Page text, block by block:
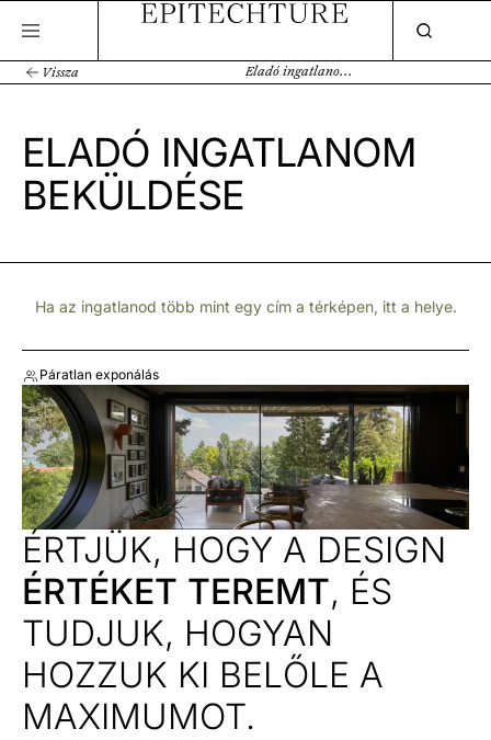
Vissza Eladó ingatlanom beküldése
ELADÓ INGATLANOM
BEKÜLDÉSE
Ha az ingatlanod több mint egy cím a térképen, itt a helye.
Páratlan exponálás
ÉRTJÜK, HOGY A DESIGN
ÉRTÉKET TEREMT, ÉS
TUDJUK, HOGYAN
HOZZUK KI BELŐLE A
MAXIMUMOT.